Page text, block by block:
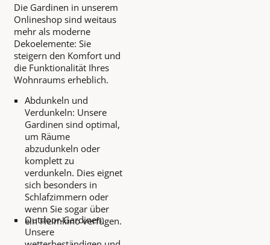
Die Gardinen in unserem
Onlineshop sind weitaus
mehr als moderne
Dekoelemente: Sie
steigern den Komfort und
die Funktionalität Ihres
Wohnraums erheblich.
Abdunkeln und
Verdunkeln: Unsere
Gardinen sind optimal,
um Räume
abzudunkeln oder
komplett zu
verdunkeln. Dies eignet
sich besonders in
Schlafzimmern oder
wenn Sie sogar über
ein Heimkino verfügen.
Outdoor-Gardinen:
Unsere